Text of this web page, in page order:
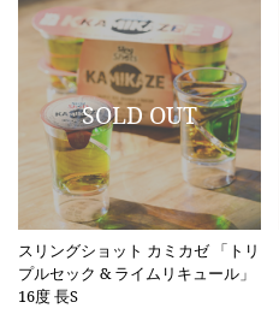
スリングショット カミカゼ 「トリ
プルセック & ライムリキュール」
16度 長S